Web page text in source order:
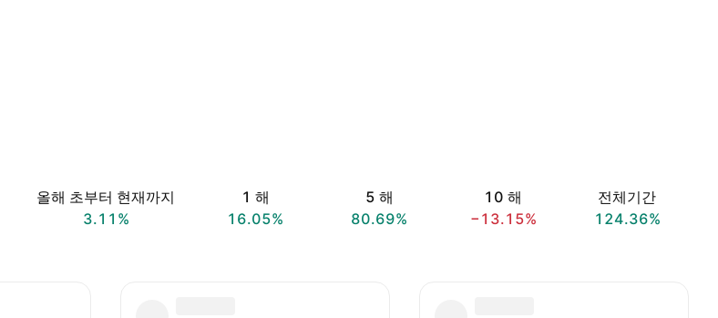
올해 초부터 현재까지
3.11%
1 해
16.05%
5 해
80.69%
10 해
−13.15%
전체기간
124.36%